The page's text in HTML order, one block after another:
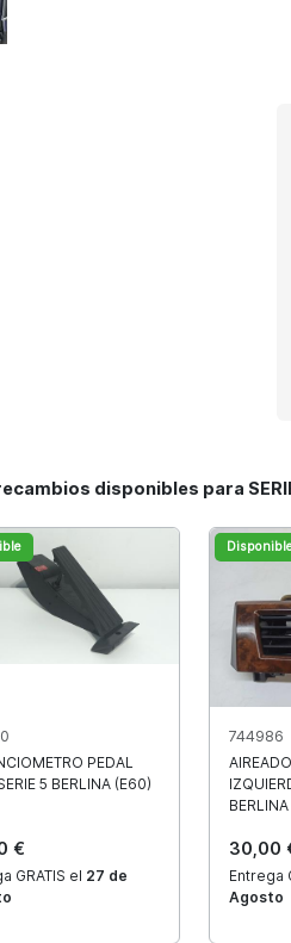
disponibles para
PEDAL
5 BERLINA (E60)
€
GRATIS el 27 de
744986
30,00
Entrega
Agosto